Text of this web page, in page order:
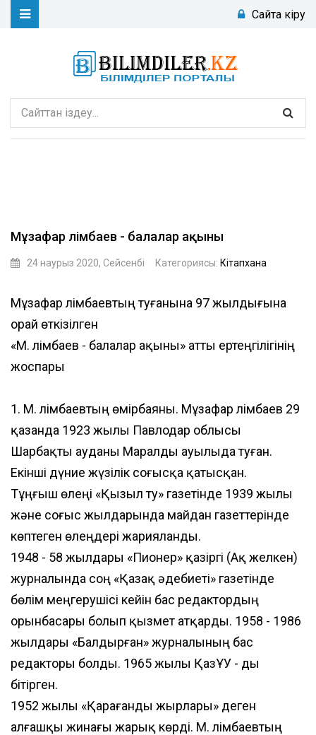
Сайтқа кіру
Мұзафар Әлімбаев - балалар ақыны
24 наурыз 2020, Сейсенбі Категориясы: Кітапхана
Мұзафар Әлімбаевтың туғанына 97 жылдығына
орай өткізілген
«М. Әлімбаев - балалар ақыны» атты ертеңгілігінің
жоспары
1. М. Әлімбаевтың өмірбаяны. Мұзафар Әлімбаев 29
қазанда 1923 жылы Павлодар облысы
Шарбақты ауданы Маралды ауылыда туған.
Екінші дүние жүзілік соғысқа қатысқан.
Тұңғыш өлеңі «Қызыл ту» газетінде 1939 жылы
және соғыс жылдарында майдан газеттерінде
көптеген өлеңдері жарияланды.
1948 - 58 жылдары «Пионер» қазіргі (Ақ желкен)
журналында соң «Қазақ әдебиеті» газетінде
бөлім меңгерушісі кейін бас редактордың
орынбасары болып қызмет атқарды. 1958 - 1986
жылдары «Балдырған» журналының бас
редакторы болды. 1965 жылы ҚазҰУ - ды
бітірген.
1952 жылы «Қарағанды жырлары» деген
алғашқы жинағы жарық көрді. М. Әлімбаевтың